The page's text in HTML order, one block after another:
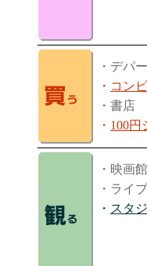
・デパ
・ コン
・書店
・ 100円
・映画館
・ライ
・ スタ